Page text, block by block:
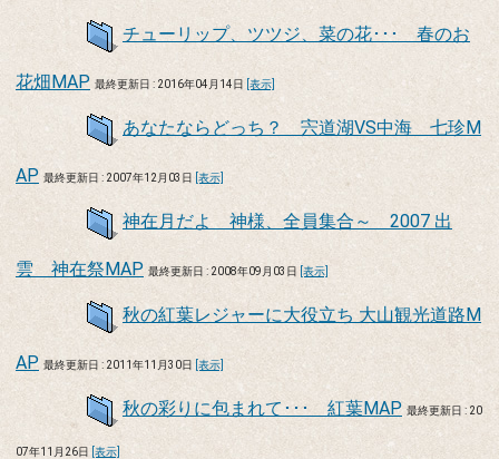
チューリップ、ツツジ、菜の花･･･ 春のお
花畑MAP 最終更新日 : 2016年04月14日 [表示]
あなたならどっち？ 宍道湖VS中海 七珍M
AP 最終更新日 : 2007年12月03日 [表示]
神在月だよ 神様、全員集合～ 2007 出
雲 神在祭MAP 最終更新日 : 2008年09月03日 [表示]
秋の紅葉レジャーに大役立ち 大山観光道路M
AP 最終更新日 : 2011年11月30日 [表示]
秋の彩りに包まれて･･･ 紅葉MAP 最終更新日 : 20
07年11月26日 [表示]